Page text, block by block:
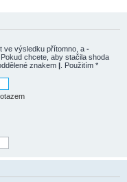
ve výsledku přítomno, a -
chcete, aby stačila shoda
znakem | . Použitím *